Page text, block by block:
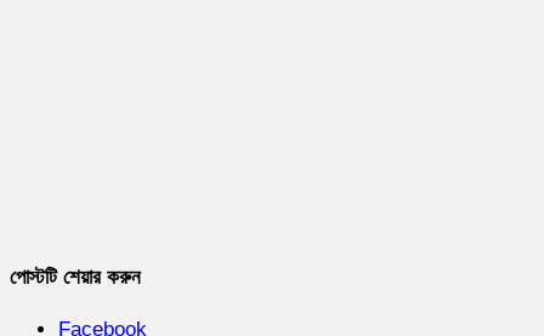
পোস্টটি শেয়ার করুন
Facebook